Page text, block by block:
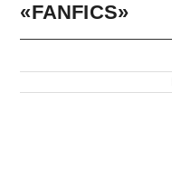
«FANFICS»